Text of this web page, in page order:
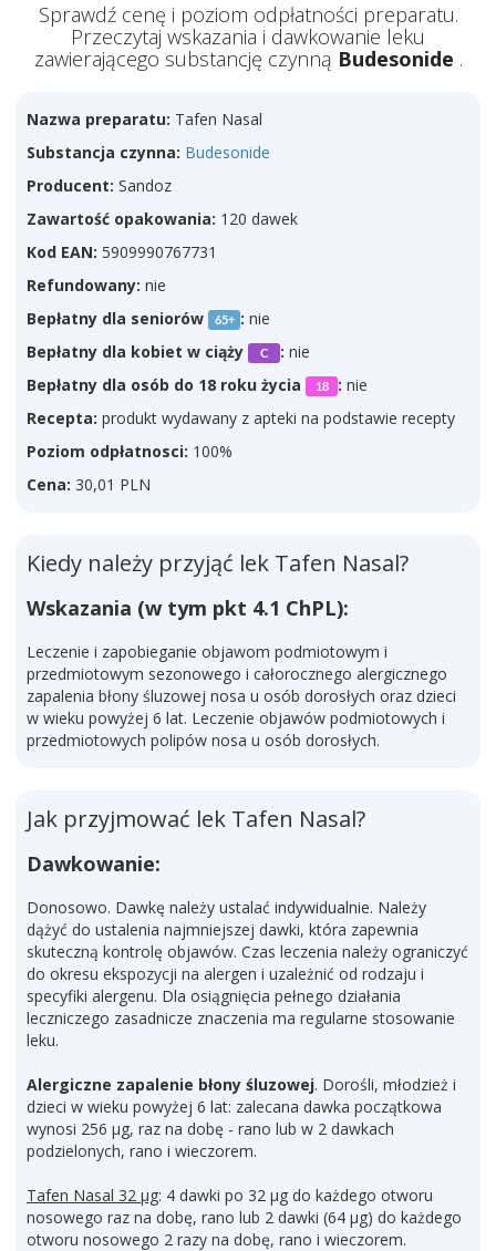
Sprawdź cenę i poziom odpłatności preparatu.
Przeczytaj wskazania i dawkowanie leku
zawierającego substancję czynną Budesonide .
Nazwa preparatu: Tafen Nasal
Substancja czynna: Budesonide
Producent: Sandoz
Zawartość opakowania: 120 dawek
Kod EAN: 5909990767731
Refundowany: nie
Bepłatny dla seniorów
65+ : nie
Bepłatny dla kobiet w ciąży
C : nie
Bepłatny dla osób do 18 roku życia
18 : nie
Recepta: produkt wydawany z apteki na podstawie recepty
Poziom odpłatnosci: 100%
Cena: 30,01 PLN
Kiedy należy przyjąć lek Tafen Nasal?
Wskazania (w tym pkt 4.1 ChPL):
Leczenie i zapobieganie objawom podmiotowym i
przedmiotowym sezonowego i całorocznego alergicznego
zapalenia błony śluzowej nosa u osób dorosłych oraz dzieci
w wieku powyżej 6 lat. Leczenie objawów podmiotowych i
przedmiotowych polipów nosa u osób dorosłych.
Jak przyjmować lek Tafen Nasal?
Dawkowanie:
Donosowo. Dawkę należy ustalać indywidualnie. Należy
dążyć do ustalenia najmniejszej dawki, która zapewnia
skuteczną kontrolę objawów. Czas leczenia należy ograniczyć
do okresu ekspozycji na alergen i uzależnić od rodzaju i
specyfiki alergenu. Dla osiągnięcia pełnego działania
leczniczego zasadnicze znaczenia ma regularne stosowanie
leku.
Alergiczne zapalenie błony śluzowej. Dorośli, młodzież i
dzieci w wieku powyżej 6 lat: zalecana dawka początkowa
wynosi 256 µg, raz na dobę - rano lub w 2 dawkach
podzielonych, rano i wieczorem.
Tafen Nasal 32 µg: 4 dawki po 32 µg do każdego otworu
nosowego raz na dobę, rano lub 2 dawki (64 µg) do każdego
otworu nosowego 2 razy na dobę, rano i wieczorem.